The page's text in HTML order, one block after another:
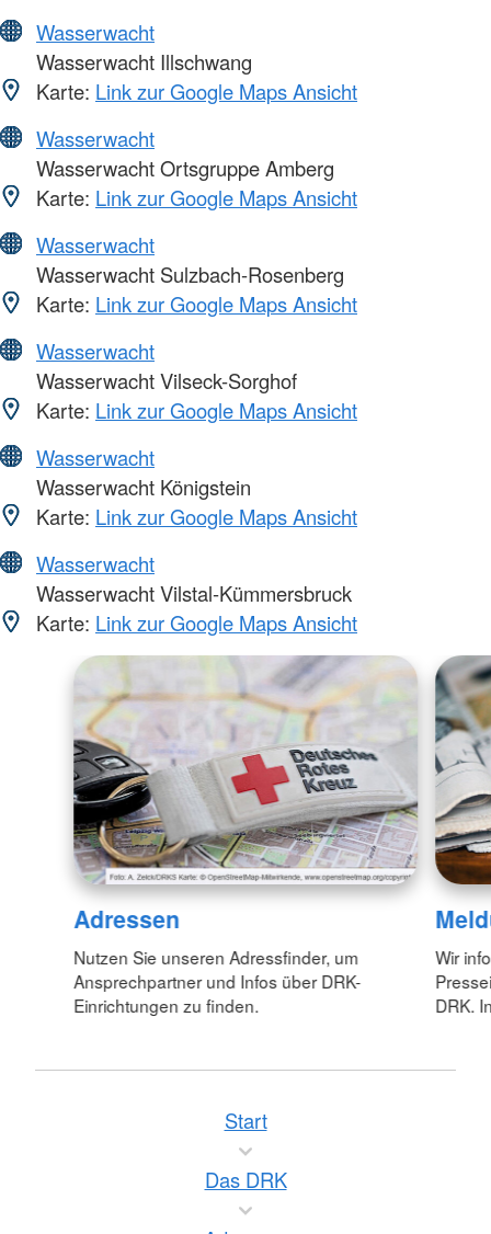
Wasserwacht
Wasserwacht Illschwang
Karte: Link zur Google Maps Ansicht
Wasserwacht
Wasserwacht Ortsgruppe Amberg
Karte: Link zur Google Maps Ansicht
Wasserwacht
Wasserwacht Sulzbach-Rosenberg
Karte: Link zur Google Maps Ansicht
Wasserwacht
Wasserwacht Vilseck-Sorghof
Karte: Link zur Google Maps Ansicht
Wasserwacht
Wasserwacht Königstein
Karte: Link zur Google Maps Ansicht
Wasserwacht
Wasserwacht Vilstal-Kümmersbruck
Karte: Link zur Google Maps Ansicht
Adressen
Nutzen Sie unseren Adressfinder, um
Ansprechpartner und Infos über DRK-
Einrichtungen zu finden.
Wir
DRK.
Start
Das DRK